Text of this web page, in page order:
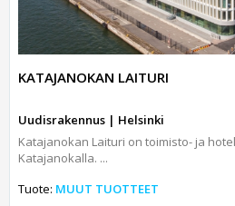
KATAJANOKAN LAITURI
Uudisrakennus | Helsinki
Katajanokan Laituri on toimisto- ja
Katajanokalla. ...
Tuote: MUUT TUOTTEET